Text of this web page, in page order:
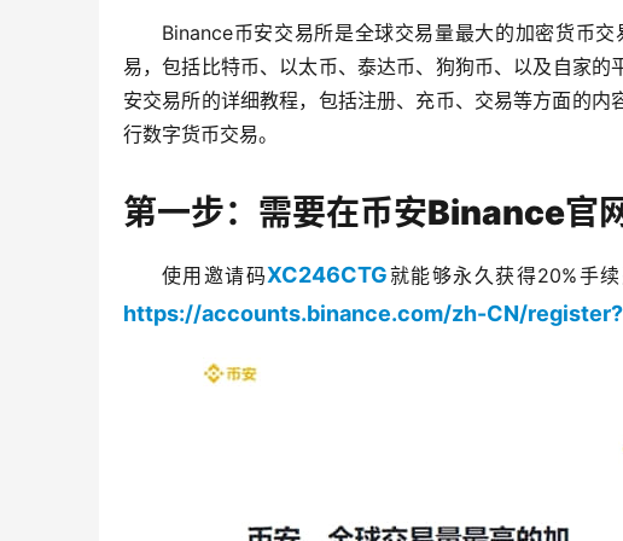
Binance币安交易所是全球交易量最大的加密货币
易，包括比特币、以太币、泰达币、狗狗币、以及自家
安交易所的详细教程，包括注册、充币、交易等方面的
行数字货币交易。
第一步：需要在币安Binance官
使用邀请码XC246CTG就能够永久获得20%手
https://accounts.binance.com/zh-CN/